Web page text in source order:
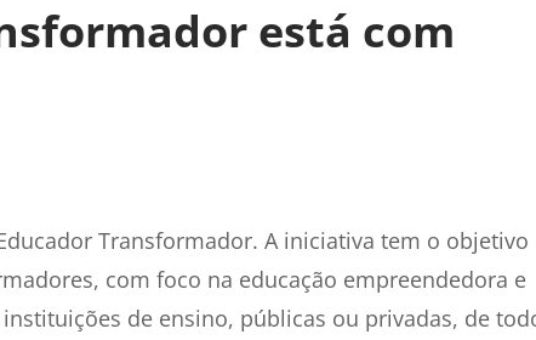
está com
Transformador. A iniciativa tem o objetivo
com foco na educação empreendedora e
de ensino, públicas ou privadas, de